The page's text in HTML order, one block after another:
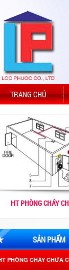
TRANG CHỦ
HT PHÒNG CHÁY
SẢN PHẨM
PHÒNG CHÁY CHỮA